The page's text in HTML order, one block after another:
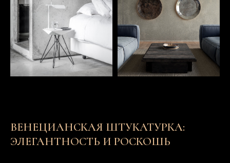
ВЕНЕЦИАНСКАЯ ШТУКАТУРКА:
ЭЛЕГАНТНОСТЬ И РОСКОШЬ